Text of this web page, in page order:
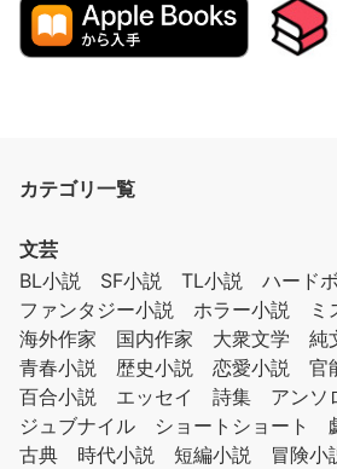
カテゴリ一覧
文芸
BL小説
SF小説 TL小説
ハード
ファンタジー小説
ホラー小説
ミ
海外作家
国内作家 大衆文学 純
青春小説
歴史小説 恋愛小説 官
百合小説
エッセイ 詩集
アンソ
ジュブナイル
ショートショート
古典
時代小説 短編小説 冒険小